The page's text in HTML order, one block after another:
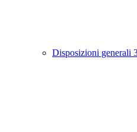
Disposizioni generali